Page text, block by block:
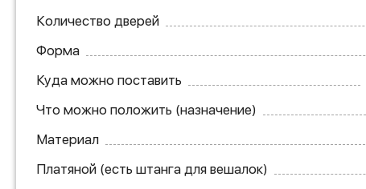
Количество дверей
Форма
Куда можно поставить
Что можно положить (назначение)
Материал
Платяной (есть штанга для вешалок)